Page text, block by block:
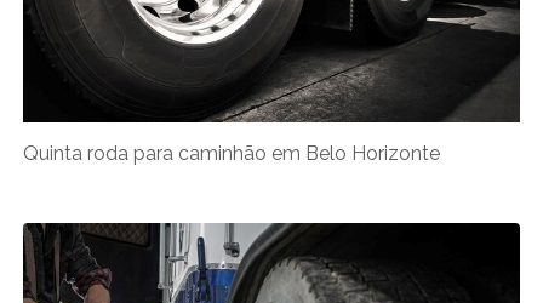
Quinta roda para caminhão em Belo Horizonte